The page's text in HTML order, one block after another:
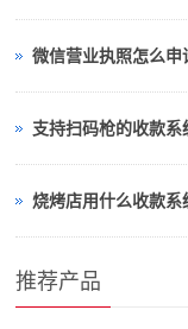
微信营业执照怎么申
烧烤店用什么收款系
推荐产品